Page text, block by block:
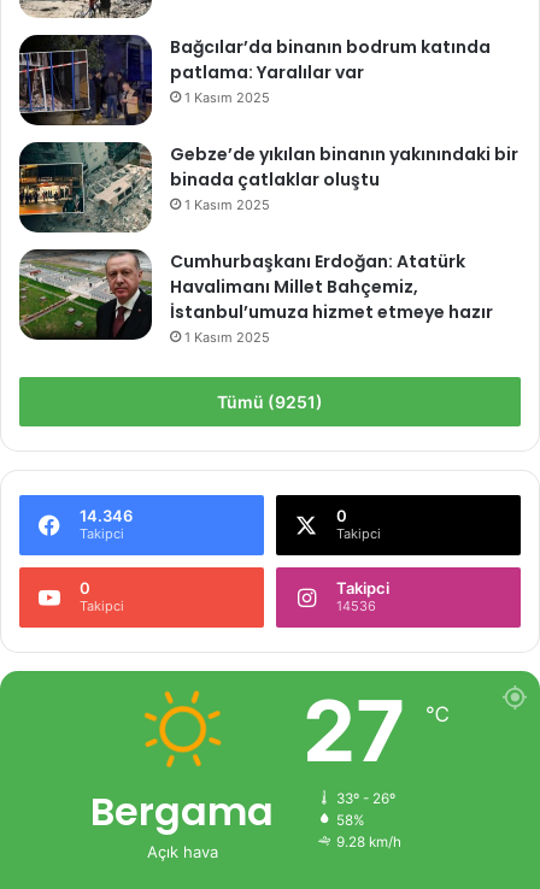
Bağcılar’da binanın bodrum katında
patlama: Yaralılar var
1 Kasım 2025
Gebze’de yıkılan binanın yakınındaki bir
binada çatlaklar oluştu
1 Kasım 2025
Cumhurbaşkanı Erdoğan: Atatürk
Havalimanı Millet Bahçemiz,
İstanbul’umuza hizmet etmeye hazır
1 Kasım 2025
Tümü (9251)
14.346
Takipci
0
Takipci
0
Takipci
Takipci
14536
Bergama
Açık hava
27 ℃
33º - 26º
58%
9.28 km/h